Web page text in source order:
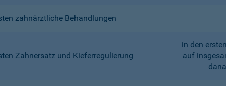
zahnärztliche Behandlungen
Zahnersatz und Kieferregulierung
in den
auf